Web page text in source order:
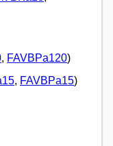
, FAVBPa120)
, FAVBPa15)